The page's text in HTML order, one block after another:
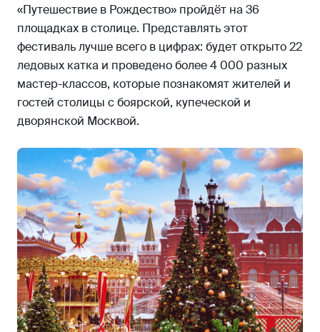
«Путешествие в Рождество» пройдёт на 36
площадках в столице. Представлять этот
фестиваль лучше всего в цифрах: будет открыто 22
ледовых катка и проведено более 4 000 разных
мастер-классов, которые познакомят жителей и
гостей столицы с боярской, купеческой и
дворянской Москвой.